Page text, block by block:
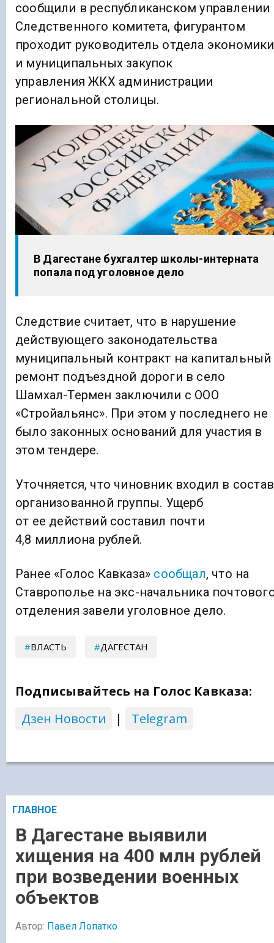
сообщили в республиканском управлении
Следственного комитета, фигурантом
проходит руководитель отдела экономики
и муниципальных закупок
управления ЖКХ администрации
региональной столицы.
В Дагестане бухгалтер школы-интерната
попала под уголовное дело
Следствие считает, что в нарушение
действующего законодательства
муниципальный контракт на капитальный
ремонт подъездной дороги в село
Шамхал-Термен заключили с ООО
«Стройальянс». При этом у последнего не
было законных оснований для участия в
этом тендере.
Уточняется, что чиновник входил в состав
организованной группы. Ущерб
от ее действий составил почти
4,8 миллиона рублей.
Ранее «Голос Кавказа» сообщал, что на
Ставрополье на экс-начальника
отделения завели уголовное дело.
ВЛАСТЬ ДАГЕСТАН
Подписывайтесь на Голос Кавказа:
Дзен Новости
| Telegram
ГЛАВНОЕ
В Дагестане выявили
хищения на 400 млн рублей
при возведении военных
объектов
Автор: Павел Лопатко